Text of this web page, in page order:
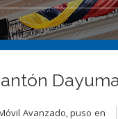
Avanzado, puso en